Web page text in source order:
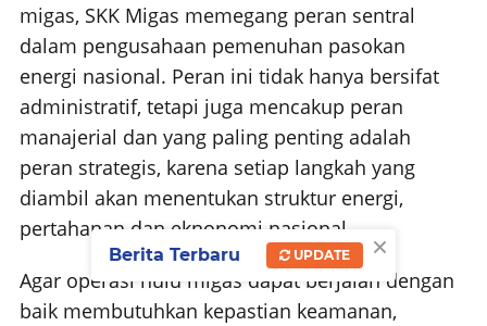
migas, SKK Migas memegang peran sentral
dalam pengusahaan pemenuhan pasokan
energi nasional. Peran ini tidak hanya bersifat
administratif, tetapi juga mencakup peran
manajerial dan yang paling penting adalah
peran strategis, karena setiap langkah yang
diambil akan menentukan struktur energi,
pertahanan dan eknonomi nasional.
Agar operasi hulu migas dapat berjalan dengan
baik membutuhkan kepastian keamanan,
×
Berita Terbaru UPDATE